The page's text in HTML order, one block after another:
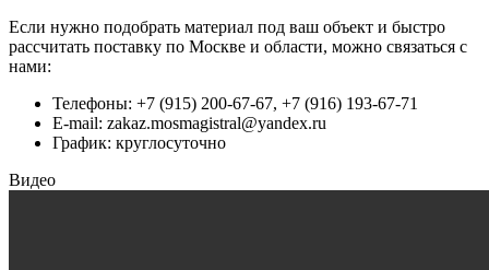
Если нужно подобрать материал под ваш объект и быстро
рассчитать поставку по Москве и области, можно связаться с
нами:
Телефоны: +7 (915) 200-67-67, +7 (916) 193-67-71
E-mail: zakaz.mosmagistral@yandex.ru
График: круглосуточно
Видео